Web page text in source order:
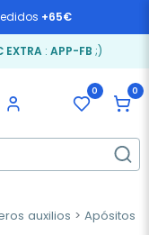
+65€
: APP-FB ;)
0 0
auxilios Apósitos